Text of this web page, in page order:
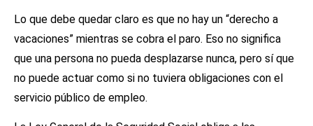
Lo que debe quedar claro es que no hay un “derecho a
vacaciones” mientras se cobra el paro. Eso no significa
que una persona no pueda desplazarse nunca, pero sí que
no puede actuar como si no tuviera obligaciones con el
servicio público de empleo.